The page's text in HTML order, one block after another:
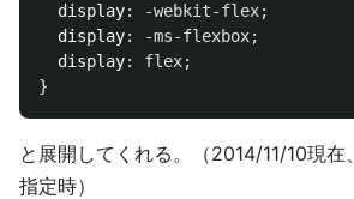
display: -webkit-flex;
display: -ms-flexbox;
display: flex;
}
と展開してくれる。（2014/11/10現在、
指定時）